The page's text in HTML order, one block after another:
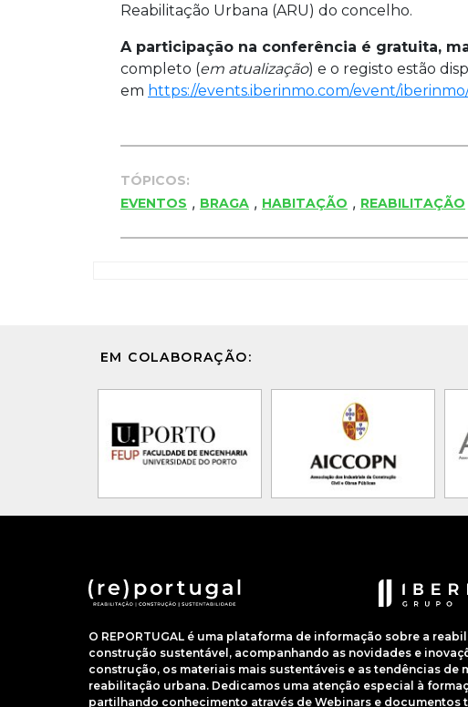
Reabilitação Urbana (ARU) do concelho.
A participação na conferência é gratuita,
completo (em atualização) e o registo estão
em https://events.iberinmo.com/event/
TÓPICOS:
EVENTOS , BRAGA , HABITAÇÃO , REABILITAÇÃO
EM COLABORAÇÃO:
O REPORTUGAL é uma plataforma de informação sobre a
construção sustentável, acompanhando as novidades e
construção, os materiais mais sustentáveis e as tendências de
reabilitação urbana. Dedicamos uma atenção especial à
partilhando conhecimento através de Webinars e documentos